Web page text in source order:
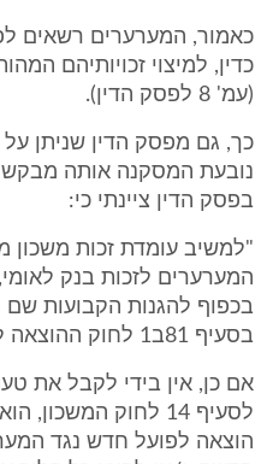
כאמור, המערערים רשאים
כדין, למיצוי זכויותיהם
(עמ' 8 לפסק הדין).
כך, גם מפסק הדין שניתן
נובעת המסקנה אותה
בפסק הדין ציינתי כי:
"למשיב עומדת זכות
המערערים לזכות בנק
בכפוף להגנות הקבועות
בסעיף 81ב1 לחוק ההוצאה לפועל." (עמ' 9 לפסק הדין).
אם כן, אין בידי לקבל את
לסעיף 14 לחוק
הוצאה לפועל חדש נגד